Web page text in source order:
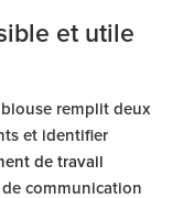
et utile
remplit deux
et identifier
de travail
communication